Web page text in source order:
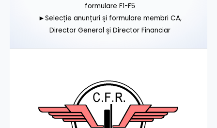
formulare F1-F5
►Selecție anunțuri și formulare membri CA,
Director General și Director Financiar